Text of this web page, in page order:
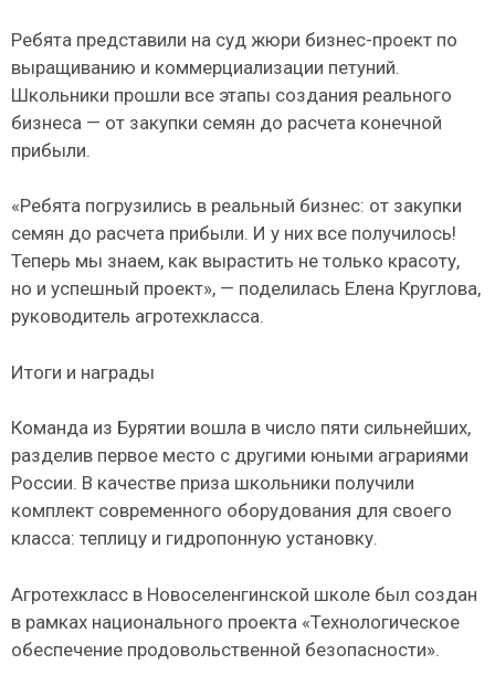
Ребята представили на суд жюри бизнес-проект по
выращиванию и коммерциализации петуний.
Школьники прошли все этапы создания реального
бизнеса — от закупки семян до расчета конечной
прибыли.
«Ребята погрузились в реальный бизнес: от закупки
семян до расчета прибыли. И у них все получилось!
Теперь мы знаем, как вырастить не только красоту,
но и успешный проект», — поделилась Елена Круглова,
руководитель агротехкласса.
Итоги и награды
Команда из Бурятии вошла в число пяти сильнейших,
разделив первое место с другими юными аграриями
России. В качестве приза школьники получили
комплект современного оборудования для своего
класса: теплицу и гидропонную установку.
Агротехкласс в Новоселенгинской школе был создан
в рамках национального проекта «Технологическое
обеспечение продовольственной безопасности».